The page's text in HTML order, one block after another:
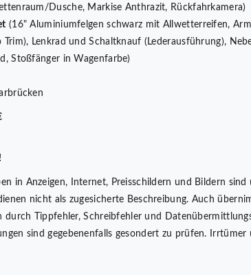
Dusche, Markise Anthrazit, Rückfahrkamera)
(16" Aluminiumfelgen schwarz mit Allwetterreifen,
Lenkrad und Schaltknauf (Lederausführung),
Stoßfänger in Wagenfarbe)
in Anzeigen, Internet, Preisschildern und Bildern sind
nicht als zugesicherte Beschreibung. Auch
durch Tippfehler, Schreibfehler und
sind gegebenenfalls gesondert zu prüfen. Irrtümer